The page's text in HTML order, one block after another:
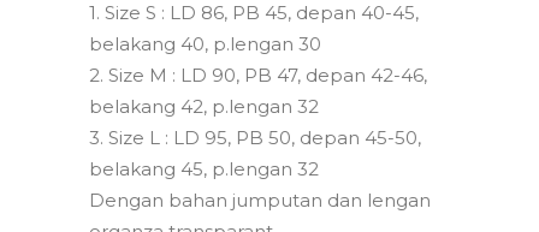
1. Size S : LD 86, PB 45, depan 40-45,
belakang 40, p.lengan 30
2. Size M : LD 90, PB 47, depan 42-46,
belakang 42, p.lengan 32
3. Size L : LD 95, PB 50, depan 45-50,
belakang 45, p.lengan 32
Dengan bahan jumputan dan lengan